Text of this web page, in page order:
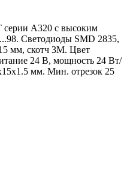
серии A320 с высоким
Светодиоды SMD 2835,
мм, скотч 3М. Цвет
24 В, мощность 24 Вт/
мм. Мин. отрезок 25